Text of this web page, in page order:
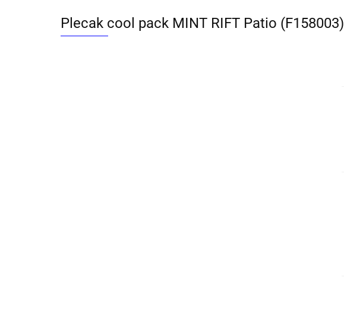
Plecak cool pack MINT RIFT Patio (F158003)